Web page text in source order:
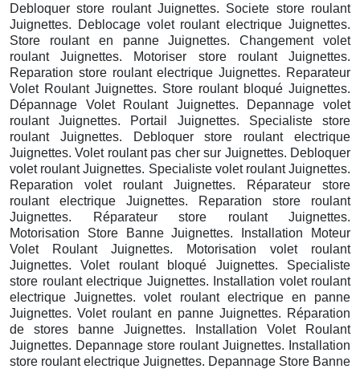
Debloquer store roulant Juignettes. Societe store roulant
Juignettes. Deblocage volet roulant electrique Juignettes.
Store roulant en panne Juignettes. Changement volet
roulant Juignettes. Motoriser store roulant Juignettes.
Reparation store roulant electrique Juignettes. Reparateur
Volet Roulant Juignettes. Store roulant bloqué Juignettes.
Dépannage Volet Roulant Juignettes. Depannage volet
roulant Juignettes. Portail Juignettes. Specialiste store
roulant Juignettes. Debloquer store roulant electrique
Juignettes. Volet roulant pas cher sur Juignettes. Debloquer
volet roulant Juignettes. Specialiste volet roulant Juignettes.
Reparation volet roulant Juignettes. Réparateur store
roulant electrique Juignettes. Reparation store roulant
Juignettes. Réparateur store roulant Juignettes.
Motorisation Store Banne Juignettes. Installation Moteur
Volet Roulant Juignettes. Motorisation volet roulant
Juignettes. Volet roulant bloqué Juignettes. Specialiste
store roulant electrique Juignettes. Installation volet roulant
electrique Juignettes. volet roulant electrique en panne
Juignettes. Volet roulant en panne Juignettes. Réparation
de stores banne Juignettes. Installation Volet Roulant
Juignettes. Depannage store roulant Juignettes. Installation
store roulant electrique Juignettes. Depannage Store Banne